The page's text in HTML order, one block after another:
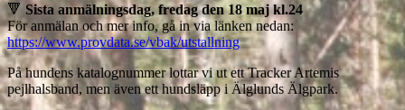
🔻 Sista anmälningsdag, fredag den 18 maj kl.24
För anmälan och mer info, gå in via länken nedan:
https://www.provdata.se/vbak/utstallning
På hundens katalognummer lottar vi ut ett Tracker Artemis
pejlhalsband, men även ett hundsläpp i Älglunds Älgpark.